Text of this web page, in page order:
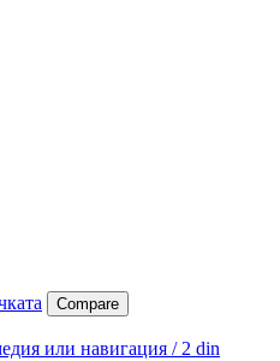
Compare
или навигация / 2 din